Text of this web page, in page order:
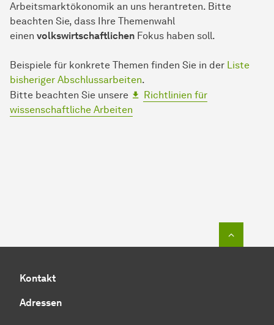
Arbeitsmarktökonomik an uns herantreten. Bitte
beachten Sie, dass Ihre Themenwahl
einen volkswirtschaftlichen Fokus haben soll.
Beispiele für konkrete Themen finden Sie in der Liste
bisheriger Abschlussarbeiten.
Bitte beachten Sie unsere
Richtlinien für
wissenschaftliche Arbeiten
Kontakt
Adressen